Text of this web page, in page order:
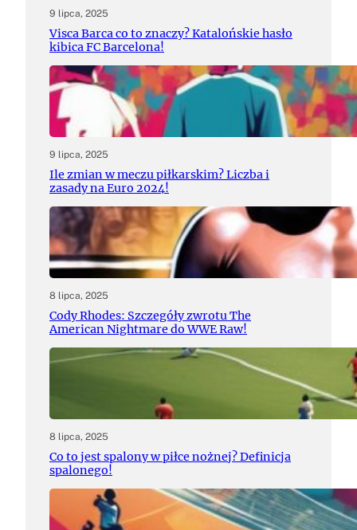
9 lipca, 2025
Visca Barca co to znaczy? Katalońskie hasło
kibica FC Barcelona!
9 lipca, 2025
Ile zmian w meczu piłkarskim? Liczba i
zasady na Euro 2024!
8 lipca, 2025
Cody Rhodes: Szczegóły zwrotu The
American Nightmare do WWE Raw!
8 lipca, 2025
Co to jest spalony w piłce nożnej? Definicja
spalonego!